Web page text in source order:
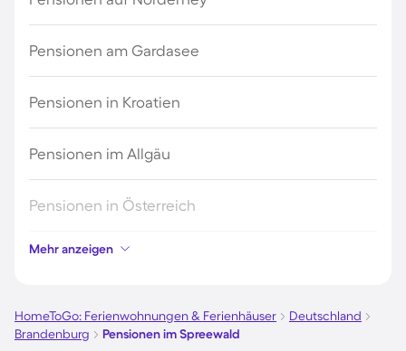
Pensionen am Gardasee
Pensionen in Kroatien
Pensionen im Allgäu
Pensionen in Österreich
Pensionen in Hamburg
Pensionen in Berlin
Mehr anzeigen
HomeToGo: Ferienwohnungen & Ferienhäuser
Deutschland
Brandenburg
Pensionen im Spreewald